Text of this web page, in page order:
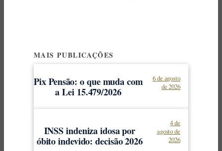
MAIS PUBLICAÇÕES
Pix Pensão: o que muda com
a Lei 15.479/2026
6 de agosto
de 2026
INSS indeniza idosa por
óbito indevido: decisão 2026
4 de
agosto de
2026